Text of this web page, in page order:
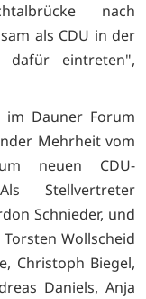
nach
als CDU in der
dafür eintreten",
im Dauner Forum
Mehrheit vom
neuen CDU-
Stellvertreter
Schnieder, und
Wollscheid
Christoph Biegel,
Daniels, Anja